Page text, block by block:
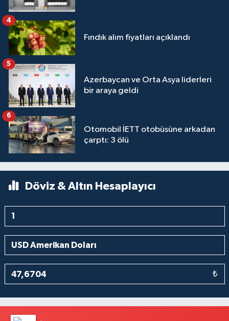
Fındık alım fiyatları açıklandı
4
Azerbaycan ve Orta Asya liderleri
bir araya geldi
5
Otomobil İETT otobüsüne arkadan
çarptı: 3 ölü
6
Döviz & Altın Hesaplayıcı
₺